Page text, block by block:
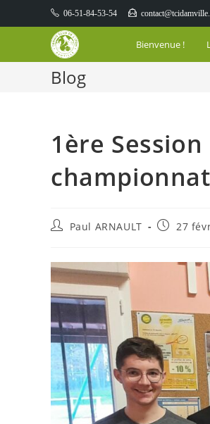
to
06-51-84-53-54
Bienvenue !
Blog
1ère
Auteur/autrice
publication :
Paul ARNAULT 27